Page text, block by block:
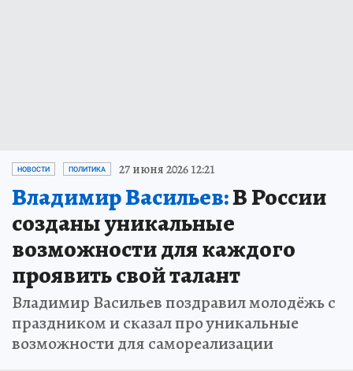
НОВОСТИ ПОЛИТИКА 27 июня 2026 12:21
Владимир Васильев:В России
созданы уникальные
возможности для каждого
проявить свой талант
Владимир Васильев поздравил молодёжь с
праздником и сказал про уникальные
возможности для самореализации